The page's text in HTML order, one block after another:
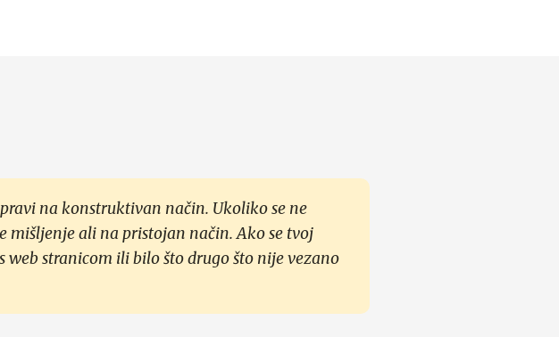
na konstruktivan način. Ukoliko se ne
mišljenje ali na pristojan način. Ako se tvoj
stranicom ili bilo što drugo što nije vezano